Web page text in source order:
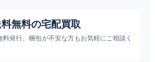
無料の宅配買取
料発行。梱包が不安な方もお気軽にご相談く